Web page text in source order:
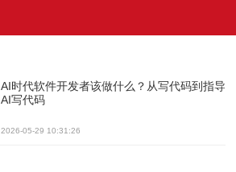
AI时代软件开发者该做什么？从写代码到指导
AI写代码
2026-05-29 10:31:26